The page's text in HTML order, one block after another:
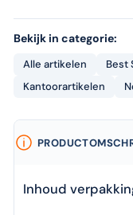
Bekijk in categorie:
Alle artikelen Best
Kantoorartikelen
Inhoud